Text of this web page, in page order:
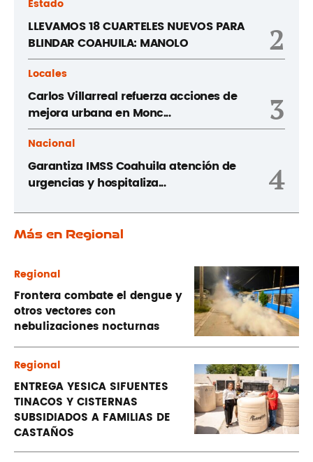
Estado
LLEVAMOS 18 CUARTELES NUEVOS PARA
BLINDAR COAHUILA: MANOLO
2
Locales
Carlos Villarreal refuerza acciones de
mejora urbana en Monc...
3
Nacional
Garantiza IMSS Coahuila atención de
urgencias y hospitaliza...
4
Más en Regional
Regional
Frontera combate el dengue y
otros vectores con
nebulizaciones nocturnas
Regional
ENTREGA YESICA SIFUENTES
TINACOS Y CISTERNAS
SUBSIDIADOS A FAMILIAS DE
CASTAÑOS